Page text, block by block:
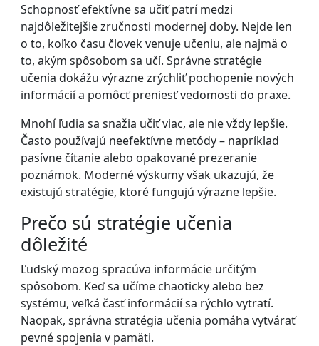
Schopnosť efektívne sa učiť patrí medzi
najdôležitejšie zručnosti modernej doby. Nejde len
o to, koľko času človek venuje učeniu, ale najmä o
to, akým spôsobom sa učí. Správne stratégie
učenia dokážu výrazne zrýchliť pochopenie nových
informácií a pomôcť preniesť vedomosti do praxe.
Mnohí ľudia sa snažia učiť viac, ale nie vždy lepšie.
Často používajú neefektívne metódy – napríklad
pasívne čítanie alebo opakované prezeranie
poznámok. Moderné výskumy však ukazujú, že
existujú stratégie, ktoré fungujú výrazne lepšie.
Prečo sú stratégie učenia
dôležité
Ľudský mozog spracúva informácie určitým
spôsobom. Keď sa učíme chaoticky alebo bez
systému, veľká časť informácií sa rýchlo vytratí.
Naopak, správna stratégia učenia pomáha vytvárať
pevné spojenia v pamäti.